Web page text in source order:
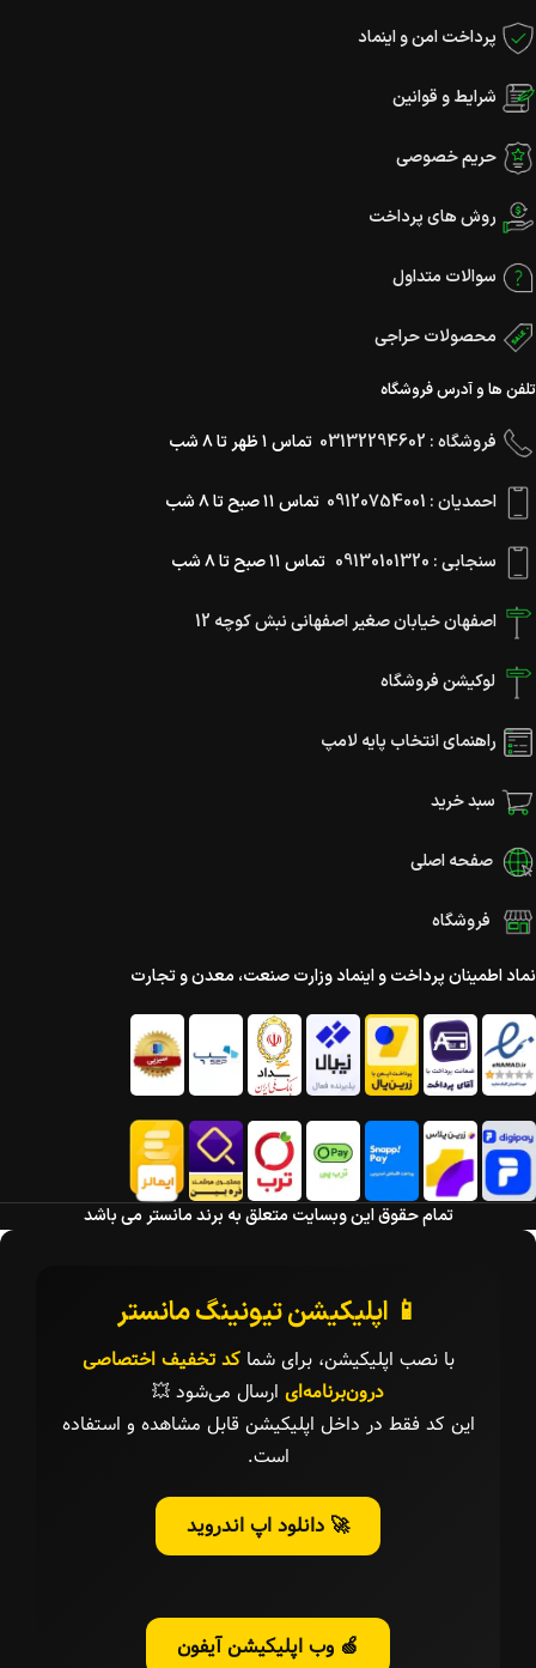
پرداخت امن و اینماد
شرایط و قوانین
حریم خصوصی
روش های پرداخت
سوالات متداول
محصولات حراجی
تلفن ها و آدرس فروشگاه
فروشگاه : 03132294602 تماس ۱ ظهر تا ۸ شب
احمدیان : 09120754001 تماس ۱۱ صبح تا ۸ شب
سنجابی : 09130101320 تماس ۱۱ صبح تا ۸ شب
اصفهان خیابان صغیر اصفهانی نبش کوچه 12
لوکیشن فروشگاه
راهنمای انتخاب پایه لامپ
سبد خرید
صفحه اصلی
فروشگاه
نماد اطمینان پرداخت و اینماد وزارت صنعت، معدن و تجارت
تمام حقوق این وبسایت متعلق به برند مانستر می باشد
📱 اپلیکیشن تیونینگ مانستر
با نصب اپلیکیشن، برای شماکد تخفیف اختصاصی
درون‌برنامه‌ای ارسال می‌شود 💥
این کد فقط در داخل اپلیکیشن قابل مشاهده و استفاده
است.
🚀 دانلود اپ اندروید
🍏 وب اپلیکیشن آیفون